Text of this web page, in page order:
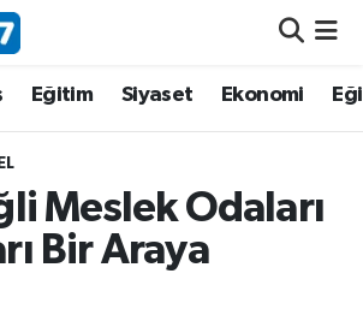
Eğitim Siyaset Ekonomi
Meslek Odaları
Bir Araya